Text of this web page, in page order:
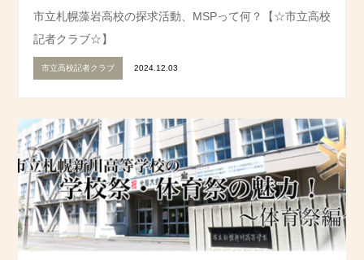
市立札幌藻岩高校の探求活動、MSPって何？【☆市立高校
記者クラブ☆】
市立高校記者クラブ 2024.12.03